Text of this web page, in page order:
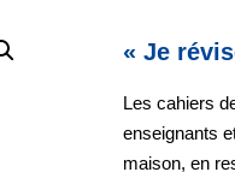
« Je
Les cahiers
enseignants
maison, en